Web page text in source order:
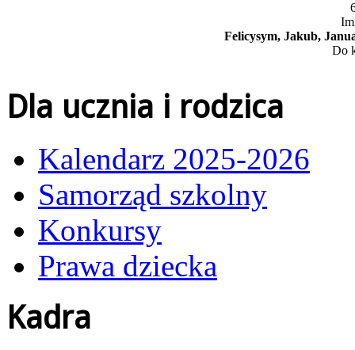
Felicysym, Jakub,
Do
Dla ucznia i rodzica
Kalendarz 2025-2026
Samorząd szkolny
Konkursy
Prawa dziecka
Kadra